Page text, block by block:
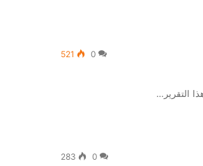
0
521
0
283